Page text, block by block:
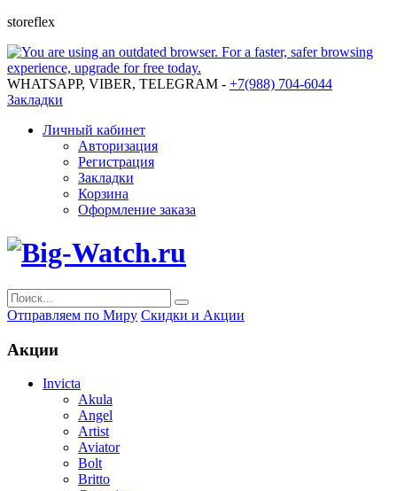
storeflex
WHATSAPP, VIBER, TELEGRAM - +7(988) 704-6044
Закладки
Личный кабинет
Авторизация
Регистрация
Закладки
Корзина
Оформление заказа
Отправляем по Миру Скидки и Акции
Акции
Invicta
Akula
Angel
Artist
Aviator
Bolt
Britto